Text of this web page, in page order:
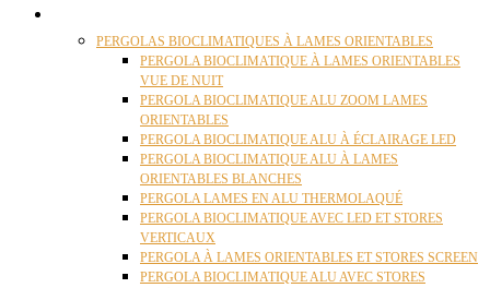
PERGOLAS BIOCLIMATIQUES À LAMES ORIENTABLES
PERGOLA BIOCLIMATIQUE À LAMES ORIENTABLES
VUE DE NUIT
PERGOLA BIOCLIMATIQUE ALU ZOOM LAMES
ORIENTABLES
PERGOLA BIOCLIMATIQUE ALU À ÉCLAIRAGE LED
PERGOLA BIOCLIMATIQUE ALU À LAMES
ORIENTABLES BLANCHES
PERGOLA LAMES EN ALU THERMOLAQUÉ
PERGOLA BIOCLIMATIQUE AVEC LED ET STORES
VERTICAUX
PERGOLA À LAMES ORIENTABLES ET STORES SCREEN
PERGOLA BIOCLIMATIQUE ALU AVEC STORES